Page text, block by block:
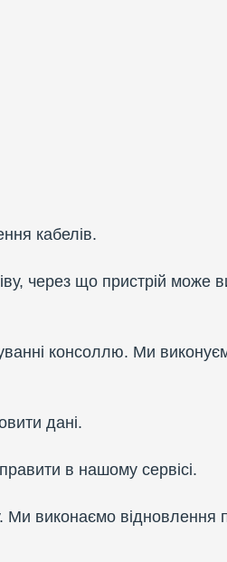
кабелів.
через що пристрій може
консоллю. Ми
дані.
в нашому сервісі.
Ми виконаємо відновлення